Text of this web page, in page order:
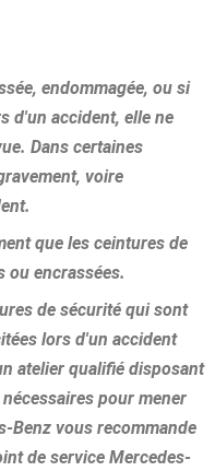
endommagée, ou si
d'un accident, elle ne
Dans certaines
voire
que les ceintures de
ou encrassées.
de sécurité qui sont
lors d'un accident
atelier qualifié disposant
pour mener
Benz vous recommande
de service Mercedes-